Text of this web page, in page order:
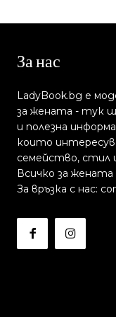
За нас
LadyBook.bg е
за жената - тук
и полезна
които
семейство, стил
Всичко за
За връзка с нас: